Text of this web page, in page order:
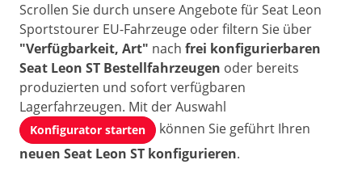
Scrollen Sie durch unsere Angebote für Seat Leon
Sportstourer EU-Fahrzeuge oder filtern Sie über
"Verfügbarkeit, Art" nach frei konfigurierbaren
Seat Leon ST Bestellfahrzeugen oder bereits
produzierten und sofort verfügbaren
Lagerfahrzeugen. Mit der Auswahl
Konfigurator starten
können Sie geführt Ihren
neuen Seat Leon ST konfigurieren.